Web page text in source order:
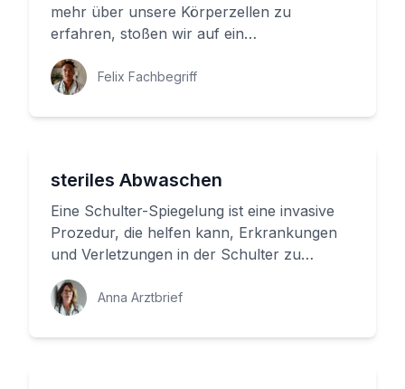
mehr über unsere Körperzellen zu
erfahren, stoßen wir auf ein
bemerkenswertes Phänomen: Die
Semizirkularität. Aber...
Felix Fachbegriff
steriles Abwaschen
Eine Schulter-Spiegelung ist eine invasive
Prozedur, die helfen kann, Erkrankungen
und Verletzungen in der Schulter zu
diagnostizieren und zu behandel...
Anna Arztbrief